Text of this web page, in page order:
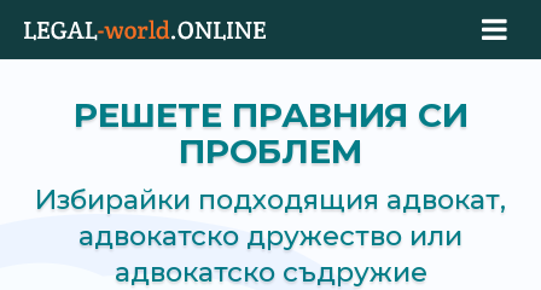
РЕШЕТЕ ПРАВНИЯ СИ
ПРОБЛЕМ
Избирайки подходящия адвокат,
адвокатско дружество или
адвокатско съдружие